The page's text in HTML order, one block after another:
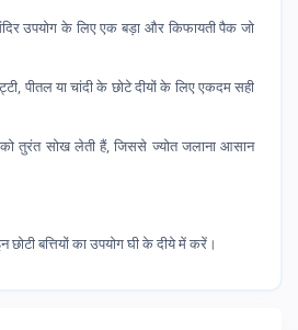
उपयोग के लिए एक बड़ा और किफायती पैक जो
पीतल या चांदी के छोटे दीयों के लिए एकदम सही
तुरंत सोख लेती हैं, जिससे ज्योत जलाना आसान
छोटी बत्तियों का उपयोग घी के दीये में करें।